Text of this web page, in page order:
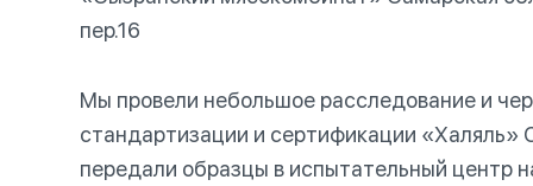
пер.16
Мы провели небольшое расследование и
стандартизации и сертификации «Халяль»
передали образцы в испытательный центр